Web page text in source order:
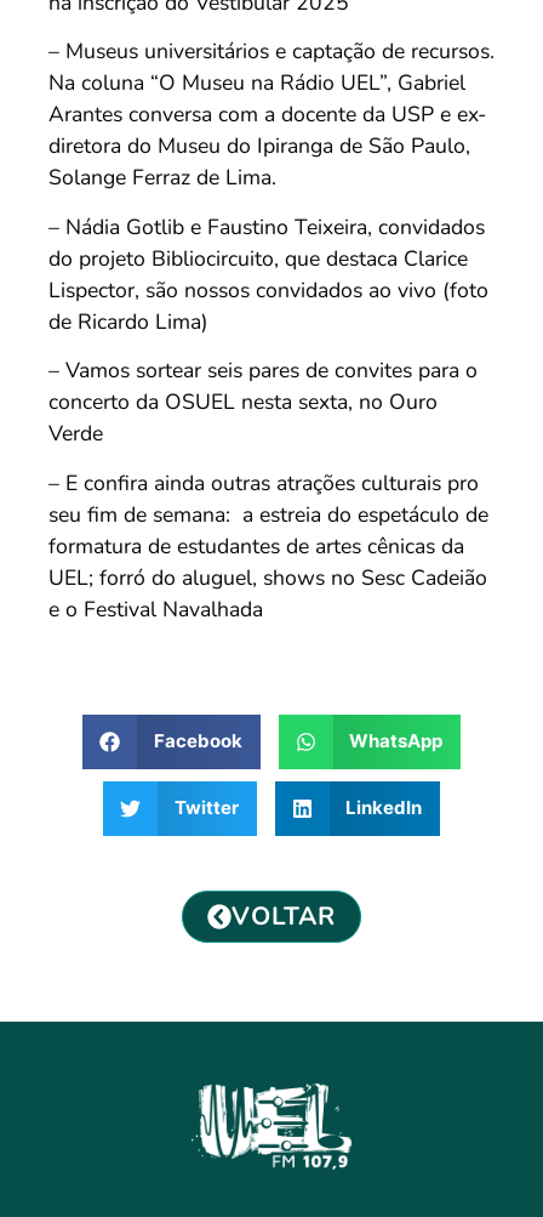
– Museus universitários e captação de recursos.
Na coluna “O Museu na Rádio UEL”, Gabriel
Arantes conversa com a docente da USP e ex-
diretora do Museu do Ipiranga de São Paulo,
Solange Ferraz de Lima.
– Nádia Gotlib e Faustino Teixeira, convidados
do projeto Bibliocircuito, que destaca Clarice
Lispector, são nossos convidados ao vivo (foto
de Ricardo Lima)
– Vamos sortear seis pares de convites para o
concerto da OSUEL nesta sexta, no Ouro
Verde
– E confira ainda outras atrações culturais pro
seu fim de semana: a estreia do espetáculo de
formatura de estudantes de artes cênicas da
UEL; forró do aluguel, shows no Sesc Cadeião
e o Festival Navalhada
Facebook WhatsApp
Twitter LinkedIn
VOLTAR